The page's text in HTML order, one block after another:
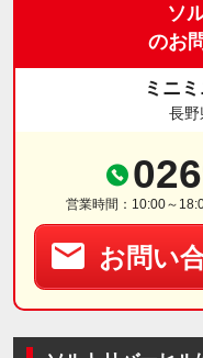
ソ
のお
ミニ
長野
営業時間：10:00～
お問い